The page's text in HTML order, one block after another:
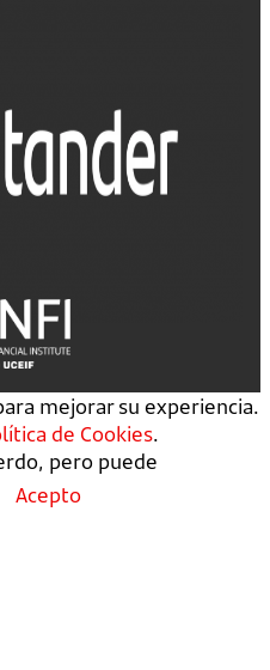
mejorar su experiencia.
de Cookies.
pero puede
Acepto